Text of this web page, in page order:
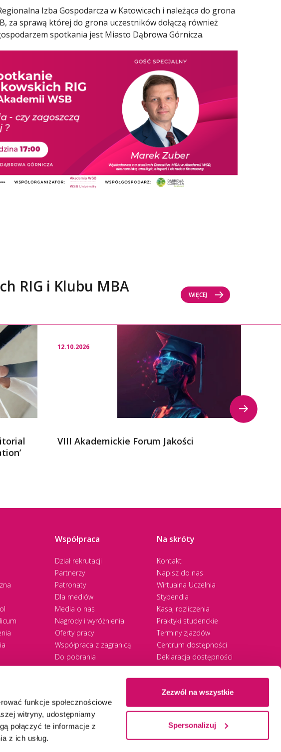
funkcje społecznościowe
witryny, udostępniamy
połączyć te informacje z
z ich usług.
Zezwól na wszystkie
Spersonalizuj
Izba Gospodarcza w Katowicach i należąca do grona
za sprawą której do grona uczestników dołączą również
spotkania jest Miasto Dąbrowa Górnicza.
RIG i Klubu MBA
WIĘCEJ
12.10.2026
VIII Akademickie Forum Jakości
rozwój
Współpraca
Dział rekrutacji
Partnerzy
Patronaty
Dla mediów
Media o nas
Nagrody i wyróżnienia
Oferty pracy
Współpraca z zagranicą
Do pobrania
Na skróty
Kontakt
Napisz do nas
Wirtualna Uczelnia
Stypendia
Kasa, rozliczenia
Praktyki studenckie
Terminy zjazdów
Centrum dostępności
Deklaracja dostępności
RODO
Ⓒ 2026 Akademia WSBWSB University